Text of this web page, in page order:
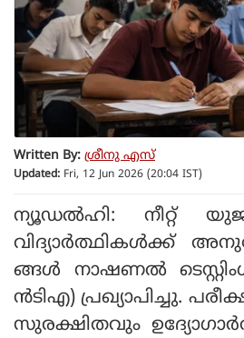
Written By: ശ്രീനു എസ്
Updated: Fri, 12 Jun 2026 (20:04 IST)
ന്യൂഡല്‍ഹി: നീറ്റ്
വിദ്യാര്‍ത്ഥികള്‍ക്ക്
ങ്ങള്‍ നാഷണല്‍
ന്‍ടിഎ) പ്രഖ്യാപിച്ചു.
സുരക്ഷിതവും